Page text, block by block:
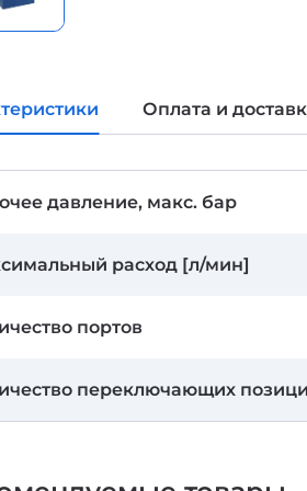
Оплата и
давление, макс. бар
расход [л/мин]
портов
переключающих